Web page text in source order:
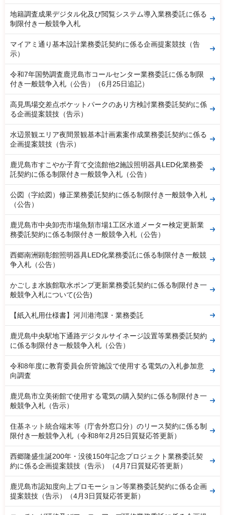
地籍調査成果デジタル化及び閲覧システム導入業務委託に係る
制限付き一般競争入札
マイアミ通り基本設計業務委託契約に係る企画提案競技（告
示）
令和7年国勢調査鹿児島市コールセンター業務委託に係る制限
付き一般競争入札（公告）（6月25日追記）
高見馬場交差点ポケットパークのあり方検討業務委託契約に係
る企画提案競技（告示）
水辺景観エリア夜間景観基本計画素案作成業務委託契約に係る
企画提案競技（告示）
鹿児島市すこやか子育て交流館他2施設照明器具LED化業務委
託契約に係る制限付き一般競争入札（公告）
公図（字絵図）修正業務委託契約に係る制限付き一般競争入札
（公告）
鹿児島市中央卸売市場魚類市場1工区水道メーター検定更新業
務委託契約に係る制限付き一般競争入札（公告）
西郷南洲顕彰館照明器具LED化業務委託に係る制限付き一般競
争入札（公告）
かごしま水族館取水ポンプ更新業務委託契約に係る制限付き一
般競争入札について(公告)
【紙入札用仕様書】河川港湾課・業務委託
鹿児島中央駅地下通路デジタルサイネージ設置等業務委託契約
に係る制限付き一般競争入札（公告）
令和8年度に教育委員会所管施設で使用する電気の入札参加意
向調査
鹿児島市立美術館で使用する電気の購入契約に係る制限付き一
般競争入札（告示）
住基ネット統合端末等（庁舎外窓口分）のリース契約に係る制
限付き一般競争入札（令和8年2月25日質疑応答更新）
西郷隆盛生誕200年・没後150年記念プロジェクト業務委託契
約に係る企画提案競技（告示）（4月7日質疑応答更新）
鹿児島市認知度向上プロモーション等業務委託契約に係る企画
提案競技（告示）（4月3日質疑応答更新）